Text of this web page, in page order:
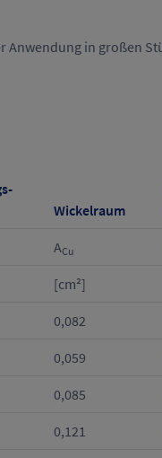
in großen
Wickelraum
ACu
[cm²]
0,082
0,059
0,085
0,121